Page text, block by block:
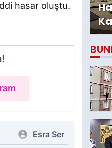
hasar oluştu.
Esra Ser